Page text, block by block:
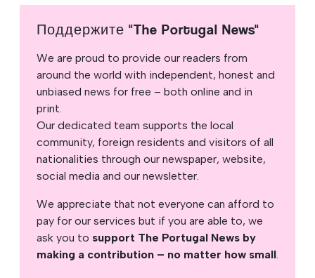
Поддержите "The Portugal News"
We are proud to provide our readers from
around the world with independent, honest and
unbiased news for free – both online and in
print.
Our dedicated team supports the local
community, foreign residents and visitors of all
nationalities through our newspaper, website,
social media and our newsletter.
We appreciate that not everyone can afford to
pay for our services but if you are able to, we
ask you to support The Portugal News by
making a contribution – no matter how small.